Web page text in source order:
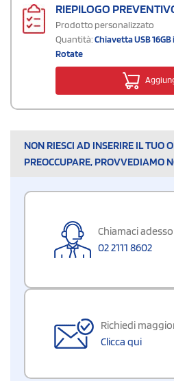
RIEPILOGO
Prodotto personalizzato
Quantità:Chiavetta USB
Rotate
NON RIESCI AD INSERIRE IL TUO
PREOCCUPARE, PROVVEDIAMO
Chiamaci
02 2111 8602
Richiedi
Clicca qui